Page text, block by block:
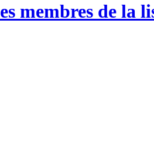
membres de la